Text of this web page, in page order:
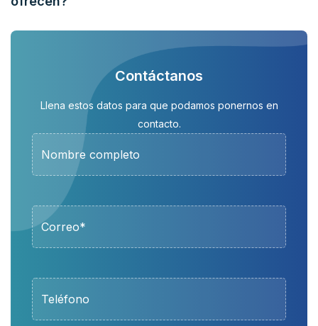
Contáctanos
Llena estos datos para que podamos ponernos en
contacto.